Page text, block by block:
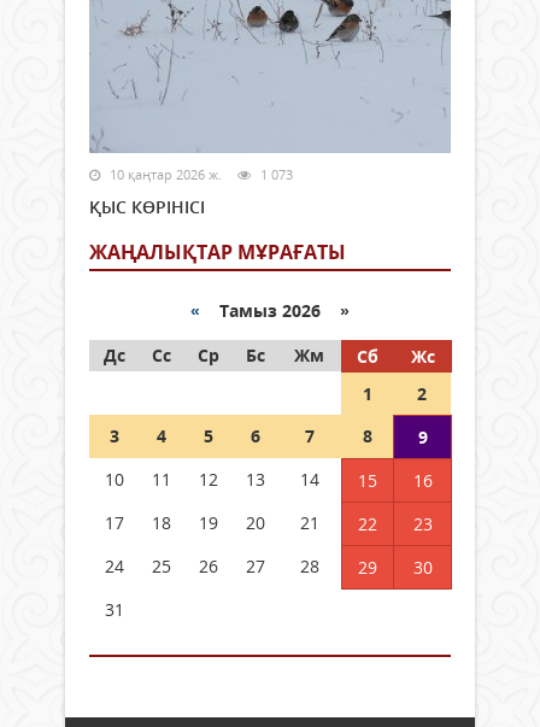
10 қаңтар 2026 ж. 1 073
ҚЫС КӨРІНІСІ
ЖАҢАЛЫҚТАР МҰРАҒАТЫ
« Тамыз 2026 »
Дс
Сс Ср Бс Жм Сб
Жс
1
2
3
4 5 6 7 8
9
10
11 12 13 14 15
16
17
18 19 20 21 22
23
24
25 26 27 28 29
30
31